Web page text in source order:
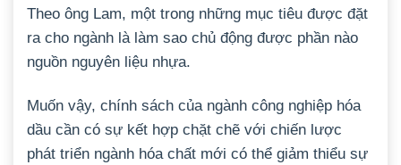
Theo ông Lam, một trong những mục tiêu được đặt
ra cho ngành là làm sao chủ động được phần nào
nguồn nguyên liệu nhựa.
Muốn vậy, chính sách của ngành công nghiệp hóa
dầu cần có sự kết hợp chặt chẽ với chiến lược
phát triển ngành hóa chất mới có thể giảm thiểu sự